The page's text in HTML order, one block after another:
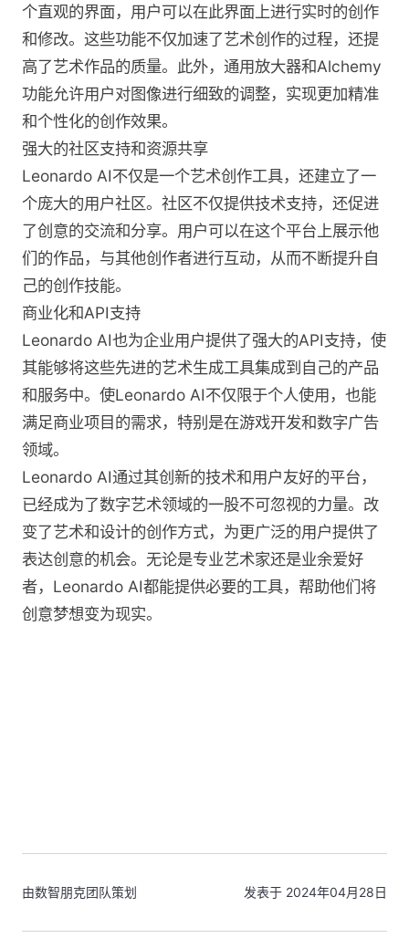
个直观的界面，用户可以在此界面上进行实时的创作
和修改。这些功能不仅加速了艺术创作的过程，还提
高了艺术作品的质量。此外，通用放大器和Alchemy
功能允许用户对图像进行细致的调整，实现更加精准
和个性化的创作效果​。
强大的社区支持和资源共享
Leonardo AI不仅是一个艺术创作工具，还建立了一
个庞大的用户社区。社区不仅提供技术支持，还促进
了创意的交流和分享。用户可以在这个平台上展示他
们的作品，与其他创作者进行互动，从而不断提升自
己的创作技能​。
商业化和API支持
Leonardo AI也为企业用户提供了强大的API支持，使
其能够将这些先进的艺术生成工具集成到自己的产品
和服务中。使Leonardo AI不仅限于个人使用，也能
满足商业项目的需求，特别是在游戏开发和数字广告
领域。
Leonardo AI通过其创新的技术和用户友好的平台，
已经成为了数字艺术领域的一股不可忽视的力量。改
变了艺术和设计的创作方式，为更广泛的用户提供了
表达创意的机会。无论是专业艺术家还是业余爱好
者，Leonardo AI都能提供必要的工具，帮助他们将
创意梦想变为现实。
由数智朋克团队策划 发表于 2024年04月28日